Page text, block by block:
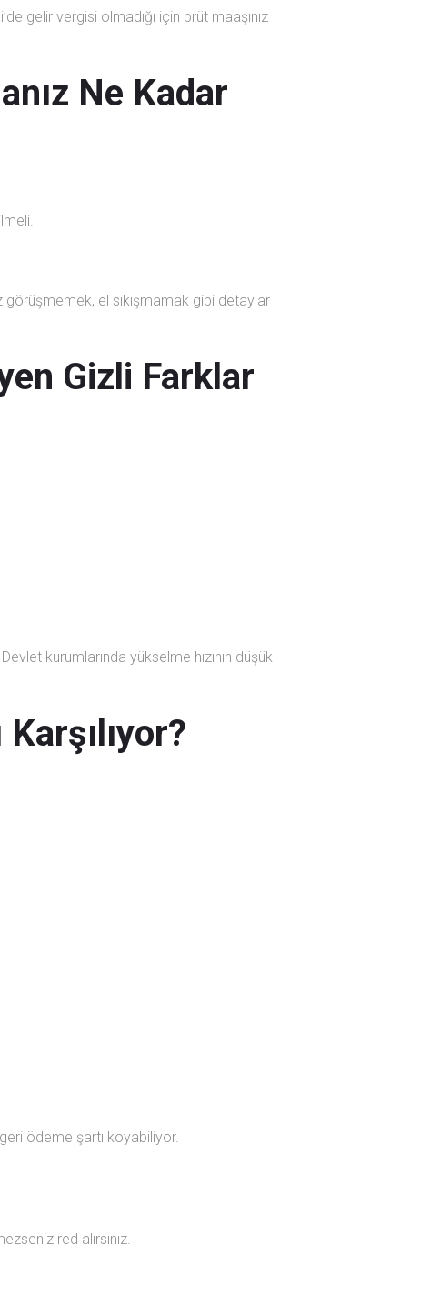
gelir vergisi olmadığı için brüt maaşınız
Ne Kadar
görüşmemek, el sıkışmamak gibi detaylar
Gizli Farklar
kurumlarında yükselme hızının düşük
ödeme şartı koyabiliyor.
red alırsınız.